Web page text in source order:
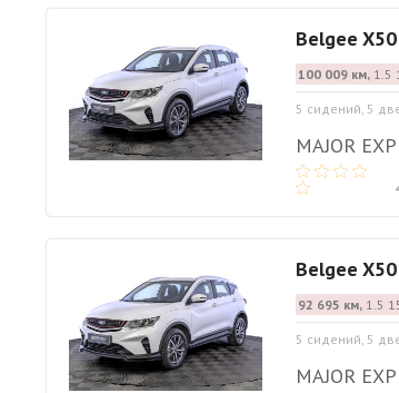
Belgee X50
100 009 км,1.5
5 сидений, 5
MAJOR
Belgee X50
92 695 км,1.5
5 сидений, 5
MAJOR